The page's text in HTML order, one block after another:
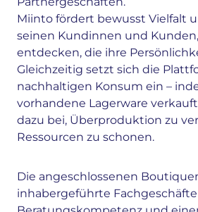
Miinto fördert bewusst Vielfalt
seinen Kundinnen und
entdecken, die ihre
Gleichzeitig setzt sich die
nachhaltigen Konsum ein –
vorhandene Lagerware
dazu bei, Überproduktion zu
Ressourcen zu schonen.
Die angeschlossenen
inhabergeführte